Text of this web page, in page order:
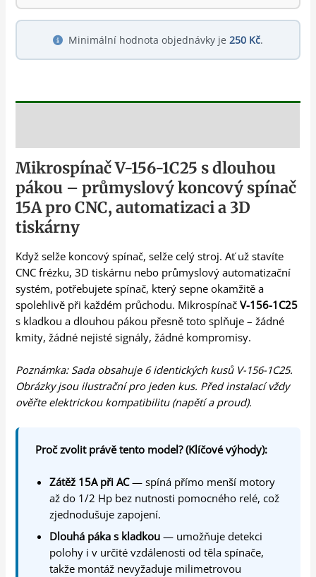
Minimální hodnota objednávky je 250 Kč.
Mikrospínač V-156-1C25 s dlouhou
pákou – průmyslový koncový spínač
15A pro CNC, automatizaci a 3D
tiskárny
Když selže koncový spínač, selže celý stroj. Ať už stavíte
CNC frézku, 3D tiskárnu nebo průmyslový automatizační
systém, potřebujete spínač, který sepne okamžitě a
spolehlivě při každém průchodu. MikrospínačV-156-1C25
s kladkou a dlouhou pákou přesně toto splňuje – žádné
kmity, žádné nejisté signály, žádné kompromisy.
Poznámka: Sada obsahuje 6 identických kusů V-156-1C25.
Obrázky jsou ilustrační pro jeden kus. Před instalací vždy
ověřte elektrickou kompatibilitu (napětí a proud).
Proč zvolit právě tento model? (Klíčové výhody):
Zátěž 15A při AC— spíná přímo menší motory
až do 1/2 Hp bez nutnosti pomocného relé, což
zjednodušuje zapojení.
Dlouhá páka s kladkou — umožňuje detekci
polohy i v určité vzdálenosti od těla spínače,
takže montáž nevyžaduje milimetrovou